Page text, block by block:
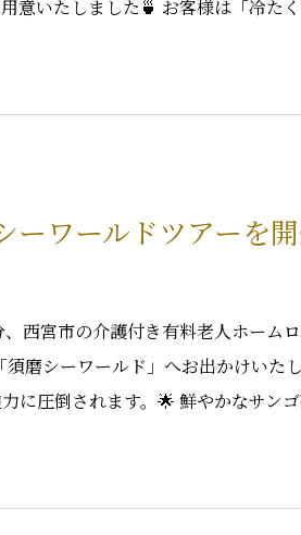
意いたしました🍵 お客様は「冷た
ワールドツアーを
西宮市の介護付き有料老人ホーム
磨シーワールド」へお出かけいた
に圧倒されます。🌟 鮮やかなサン